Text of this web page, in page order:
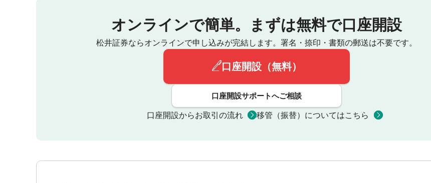
オンラインで簡単。 まずは無料で口座開設
松井証券ならオンラインで申し込みが完結します。 署名・捺印・書類の郵送は不要です。
口座開設（無料）
口座開設サポートへご相談
口座開設からお取引の流れ 移管（振替）についてはこちら